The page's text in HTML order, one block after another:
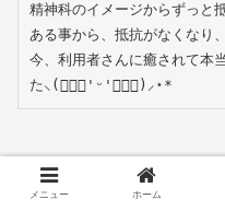
精神科のイメージからずっと
ある事から、抵抗がなくなり
今、利用者さんに癒されて本
た⸜(๑⃙⃘'ᵕ'๑⃙⃘)⸝⋆︎*
5.メニュー ホーム